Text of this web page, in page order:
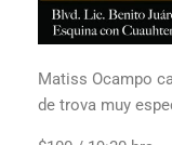
Matiss Ocampo
de trova muy